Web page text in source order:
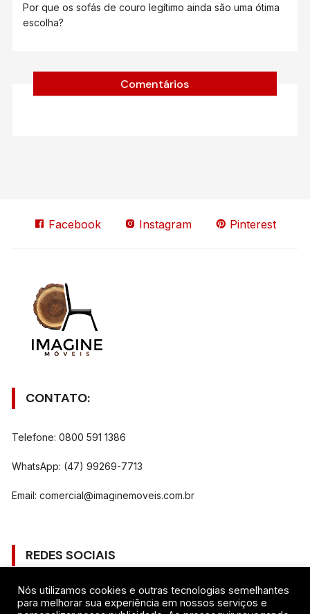
Por que os sofás de couro legítimo ainda são uma ótima
escolha?
Comentários
Facebook Instagram Pinterest
CONTATO:
Telefone: 0800 591 1386
WhatsApp: (47) 99269-7713
Email:comercial@imaginemoveis.com.br
REDES SOCIAIS
Gostar
Nós utilizamos cookies e outras tecnologias semelhantes
para melhorar sua experiência em nossos serviços e